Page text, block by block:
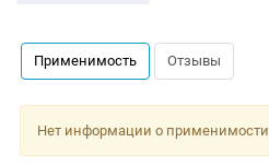
Применимость Отзывы
Нет информации о применимости